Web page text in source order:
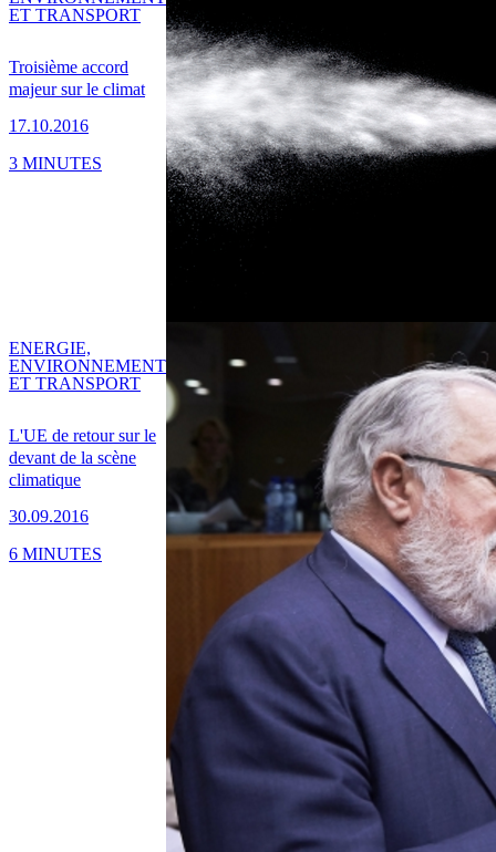
Troisième accord
majeur sur le climat
17.10.2016
ET TRANSPORT
3 MINUTES
L'UE de retour sur le
devant de la scène
climatique
30.09.2016
ENERGIE,
ENVIRONNEMENT
ET TRANSPORT
6 MINUTES